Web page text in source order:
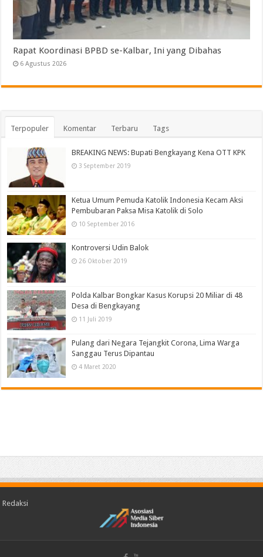
Rapat Koordinasi BPBD se-Kalbar, Ini yang Dibahas
6 Agustus 2026
Terpopuler Komentar Terbaru Tags
BREAKING NEWS: Bupati Bengkayang Kena OTT KPK
3 September 2019
Ketua Umum Pemuda Katolik Indonesia Kecam Aksi
Pembubaran Paksa Misa Katolik di Solo
10 September 2016
Kontroversi Udin Balok
26 Oktober 2019
Polda Kalbar Bongkar Kasus Korupsi 20 Miliar di 48
Desa di Bengkayang
11 Juli 2019
Pulang dari Negara Tejangkit Corona, Lima Warga
Sanggau Terus Dipantau
4 Maret 2020
Redaksi